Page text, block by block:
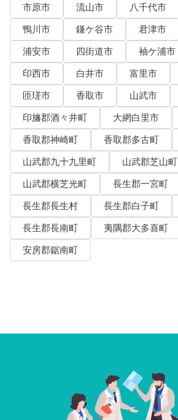
市原市
流山市 八千代市
鴨川市
鎌ケ谷市 君津市
浦安市
四街道市 袖ケ浦市
印西市
白井市 富里市
匝瑳市
香取市 山武市
印旛郡酒々井町
大網白里市
香取郡神崎町
香取郡多古町
山武郡九十九里町
山武郡芝山町
山武郡横芝光町
長生郡一宮町
長生郡長生村
長生郡白子町
長生郡長南町
夷隅郡大多喜町
安房郡鋸南町